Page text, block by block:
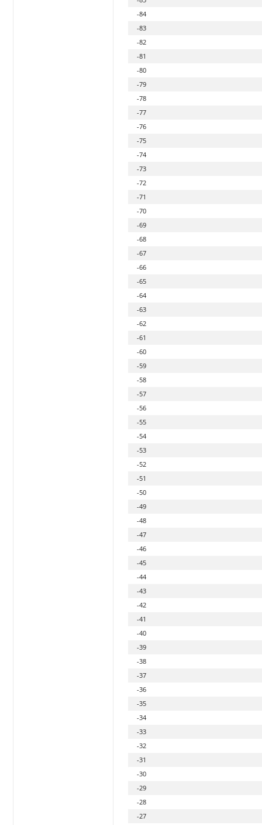
-84
-83
-82
-81
-80
-79
-78
-77
-76
-75
-74
-73
-72
-71
-70
-69
-68
-67
-66
-65
-64
-63
-62
-61
-60
-59
-58
-57
-56
-55
-54
-53
-52
-51
-50
-49
-48
-47
-46
-45
-44
-43
-42
-41
-40
-39
-38
-37
-36
-35
-34
-33
-32
-31
-30
-29
-28
-27